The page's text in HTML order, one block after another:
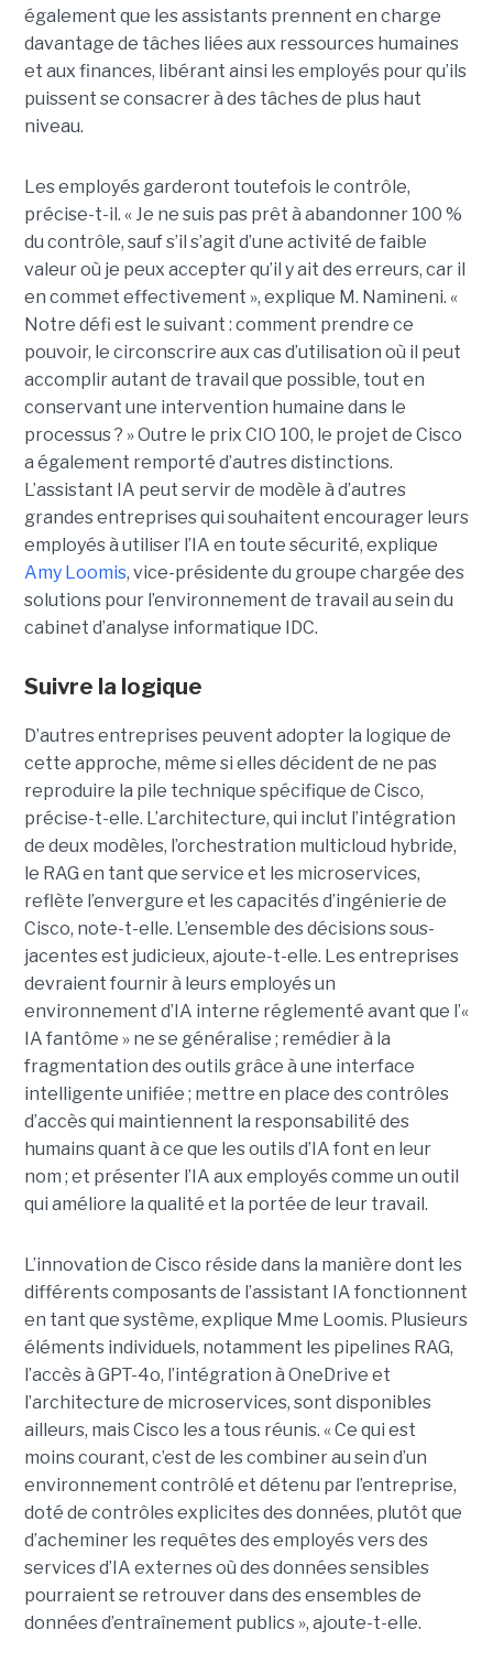
également que les assistants prennent en charge
davantage de tâches liées aux ressources humaines
et aux finances, libérant ainsi les employés pour qu’ils
puissent se consacrer à des tâches de plus haut
niveau.
Les employés garderont toutefois le contrôle,
précise-t-il. « Je ne suis pas prêt à abandonner 100 %
du contrôle, sauf s’il s’agit d’une activité de faible
valeur où je peux accepter qu’il y ait des erreurs, car il
en commet effectivement », explique M. Namineni. «
Notre défi est le suivant : comment prendre ce
pouvoir, le circonscrire aux cas d’utilisation où il peut
accomplir autant de travail que possible, tout en
conservant une intervention humaine dans le
processus ? »Outre le prix CIO 100, le projet de Cisco
a également remporté d’autres distinctions.
L’assistant IA peut servir de modèle à d’autres
grandes entreprises qui souhaitent encourager leurs
employés à utiliser l’IA en toute sécurité, explique
Amy Loomis, vice-présidente du groupe chargée des
solutions pour l’environnement de travail au sein du
cabinet d’analyse informatique IDC.
Suivre la logique
D’autres entreprises peuvent adopter la logique de
cette approche, même si elles décident de ne pas
reproduire la pile technique spécifique de Cisco,
précise-t-elle. L’architecture, qui inclut l’intégration
de deux modèles, l’orchestration multicloud hybride,
le RAG en tant que service et les microservices,
reflète l’envergure et les capacités d’ingénierie de
Cisco, note-t-elle. L’ensemble des décisions sous-
jacentes est judicieux, ajoute-t-elle. Les entreprises
devraient fournir à leurs employés un
environnement d’IA interne réglementé avant que l’«
IA fantôme » ne se généralise ; remédier à la
fragmentation des outils grâce à une interface
intelligente unifiée ; mettre en place des contrôles
d’accès qui maintiennent la responsabilité des
humains quant à ce que les outils d’IA font en leur
nom ; et présenter l’IA aux employés comme un outil
qui améliore la qualité et la portée de leur travail.
L’innovation de Cisco réside dans la manière dont les
différents composants de l’assistant IA fonctionnent
en tant que système, explique Mme Loomis. Plusieurs
éléments individuels, notamment les pipelines RAG,
l’accès à GPT-4o, l’intégration à OneDrive et
l’architecture de microservices, sont disponibles
ailleurs, mais Cisco les a tous réunis. « Ce qui est
moins courant, c’est de les combiner au sein d’un
environnement contrôlé et détenu par l’entreprise,
doté de contrôles explicites des données, plutôt que
d’acheminer les requêtes des employés vers des
services d’IA externes où des données sensibles
pourraient se retrouver dans des ensembles de
données d’entraînement publics », ajoute-t-elle.